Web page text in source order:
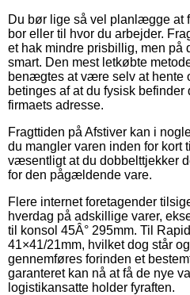
Du bør lige så vel planlægge at
bor eller til hvor du arbejder.
et hak mindre prisbillig, men på
smart. Den mest letkøbte
benægtes at være selv at hente
betinges af at du fysisk
firmaets adresse.
Fragttiden på Afstiver kan i
du mangler varen inden for kort
væsentligt at du dobbelttjekker
for den pågældende vare.
Flere internet foretagender
hverdag på adskillige varer,
til konsol 45Â° 295mm. Til
41×41/21mm, hvilket dog står
gennemføres forinden et
garanteret kan nå at få de nye
logistikansatte holder fyraften.